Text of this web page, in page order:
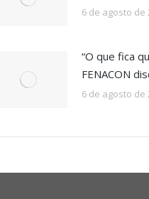
6 de agosto de
“O que fica
FENACON
6 de agosto de